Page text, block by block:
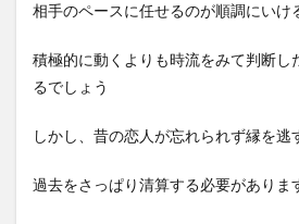
相手のペースに任せるのが順調にいけ
積極的に動くよりも時流をみて判断し
るでしょう
しかし、昔の恋人が忘れられず縁を逃
過去をさっぱり清算する必要がありま